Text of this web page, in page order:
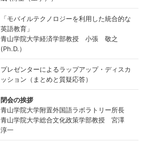
「モバイルテクノロジーを利用した統合的な
英語教育」
青山学院大学経済学部教授 小張 敬之
(Ph.D.）
プレゼンターによるラップアップ・ディスカ
ッション（まとめと質疑応答）
閉会の挨拶
青山学院大学附置外国語ラボラトリー所長
青山学院大学総合文化政策学部教授 宮澤
淳一